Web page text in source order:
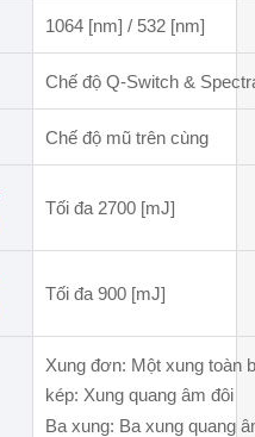
1064 [nm] / 532 [nm]
Chế độ Q-Switch &
Chế độ mũ trên cùng
Tối đa 2700 [mJ]
Tối đa 900 [mJ]
Xung đơn: Một xung toàn
kép: Xung quang âm đôi
Ba xung: Ba xung quang